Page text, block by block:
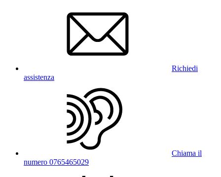
Richiedi
assistenza
Chiama il
numero 0765465029